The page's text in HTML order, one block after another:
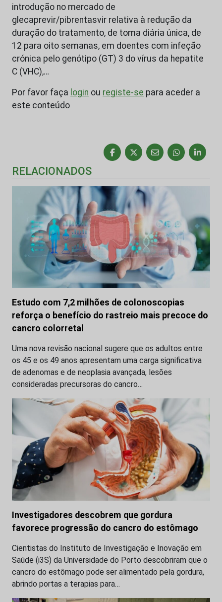
introdução no mercado de
glecaprevir/pibrentasvir relativa à redução da
duração do tratamento, de toma diária única, de
12 para oito semanas, em doentes com infeção
crónica pelo genótipo (GT) 3 do vírus da hepatite
C (VHC),…
Por favor faça login ou registe-se para aceder a
este conteúdo
RELACIONADOS
Estudo com 7,2 milhões de colonoscopias
reforça o benefício do rastreio mais precoce do
cancro colorretal
Uma nova revisão nacional sugere que os adultos entre
os 45 e os 49 anos apresentam uma carga significativa
de adenomas e de neoplasia avançada, lesões
consideradas precursoras do cancro…
Investigadores descobrem que gordura
favorece progressão do cancro do estômago
Cientistas do Instituto de Investigação e Inovação em
Saúde (i3S) da Universidade do Porto descobriram que o
cancro do estômago pode ser alimentado pela gordura,
abrindo portas a terapias para…